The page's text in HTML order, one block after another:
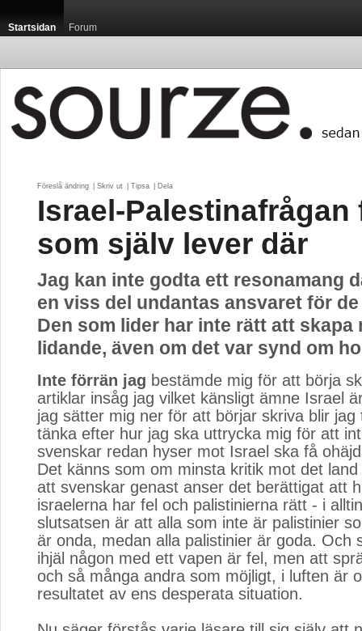
Startsidan Forum
Föreslå ändring Skriv ut Tipsa Dela
Israel-Palestinafrågan
som själv lever där
Jag kan inte godta ett resonamang
en viss del undantas ansvaret för
Den som lider har inte rätt att skapa
lidande, även om det var synd om
Inte förrän jag bestämde mig för att börja
artiklar insåg jag vilket känsligt ämne Israel
jag sätter mig ner för att börjar skriva blir jag
tänka efter hur jag ska uttrycka mig för att
svenskar redan hyser mot Israel ska få
Det känns som om minsta kritik mot det
att svenskar genast anser det berättigat att
israelerna har fel och palistinierna rätt - i
slutsatsen är att alla som inte är palistinier
är onda, medan alla palistinier är goda. Och
ihjäl någon med ett vapen är fel, men att
och så många andra som möjligt, i luften är
resultatet av ens desperata situation.